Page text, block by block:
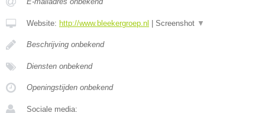
Website: http://www.bleekergroep.nl | Screenshot ▼
Beschrijving onbekend
Diensten onbekend
Openingstijden onbekend
Sociale media: